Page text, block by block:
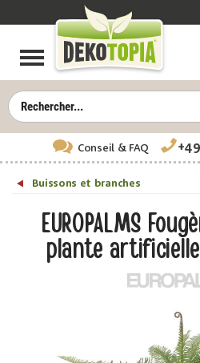
Conseil& FAQ
Buissons et branches
EUROPALMS
plante